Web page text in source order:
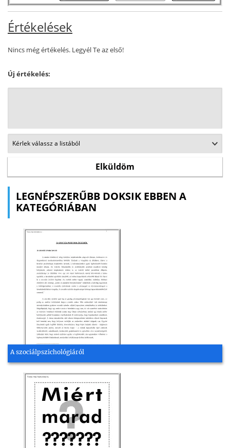
Értékelések
Nincs még értékelés. Legyél Te az első!
Új értékelés:
LEGNÉPSZERŰBB DOKSIK EBBEN A
KATEGÓRIÁBAN
A szociálpszichológiáról